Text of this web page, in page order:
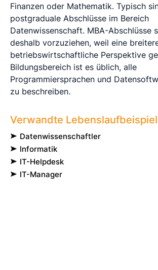
Finanzen oder Mathematik. Typisch
postgraduale Abschlüsse im Bereich
Datenwissenschaft. MBA-Abschlüsse
deshalb vorzuziehen, weil eine
betriebswirtschaftliche Perspektive
Bildungsbereich ist es üblich, alle
Programmiersprachen und
zu beschreiben.
Verwandte
Datenwissenschaftler
Informatik
IT-Helpdesk
IT-Manager